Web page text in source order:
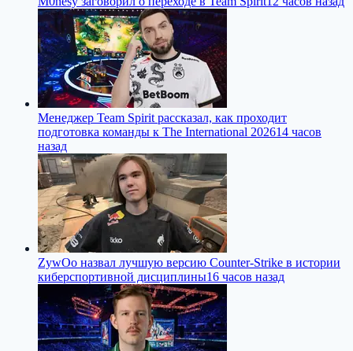
Менеджер Team Spirit рассказал, как проходит
подготовка команды к The International 202614 часов
назад
ZywOo назвал лучшую версию Counter-Strike в истории
киберспортивной дисциплины16 часов назад